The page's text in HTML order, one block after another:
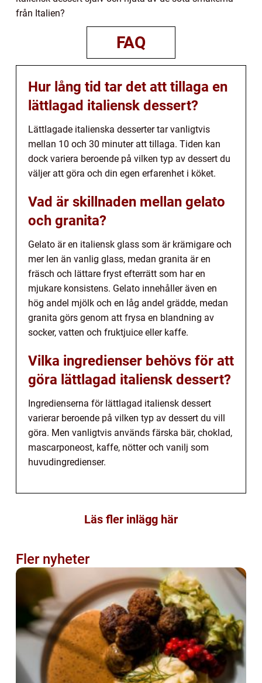
från Italien?
FAQ
Hur lång tid tar det att tillaga en
lättlagad italiensk dessert?
Lättlagade italienska desserter tar vanligtvis
mellan 10 och 30 minuter att tillaga. Tiden kan
dock variera beroende på vilken typ av dessert du
väljer att göra och din egen erfarenhet i köket.
Vad är skillnaden mellan gelato
och granita?
Gelato är en italiensk glass som är krämigare och
mer len än vanlig glass, medan granita är en
fräsch och lättare fryst efterrätt som har en
mjukare konsistens. Gelato innehåller även en
hög andel mjölk och en låg andel grädde, medan
granita görs genom att frysa en blandning av
socker, vatten och fruktjuice eller kaffe.
Vilka ingredienser behövs för att
göra lättlagad italiensk dessert?
Ingredienserna för lättlagad italiensk dessert
varierar beroende på vilken typ av dessert du vill
göra. Men vanligtvis används färska bär, choklad,
mascarponeost, kaffe, nötter och vanilj som
huvudingredienser.
Läs fler inlägg här
Fler nyheter